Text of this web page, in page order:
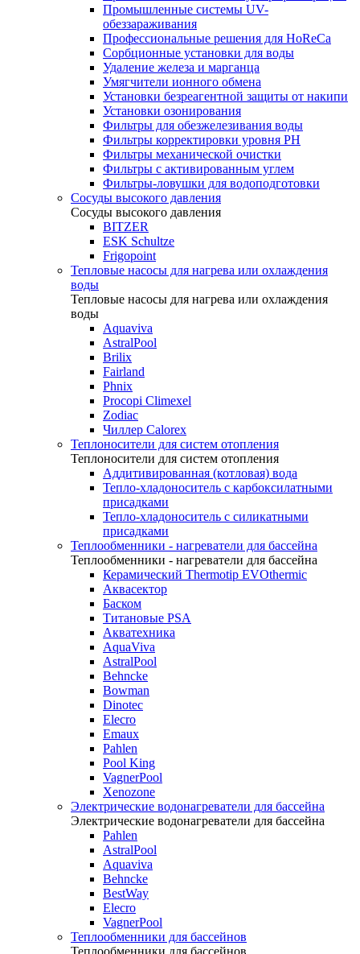
Промышленные системы UV-
обеззараживания
Профессиональные решения для HoReCa
Сорбционные установки для воды
Удаление железа и марганца
Умягчители ионного обмена
Установки безреагентной защиты от накипи
Установки озонирования
Фильтры для обезжелезивания воды
Фильтры корректировки уровня PH
Фильтры механической очистки
Фильтры с активированным углем
Фильтры-ловушки для водоподготовки
Сосуды высокого давления
Сосуды высокого давления
BITZER
ESK Schultze
Frigopoint
Тепловые насосы для нагрева или охлаждения
воды
Тепловые насосы для нагрева или охлаждения
воды
Aquaviva
AstralPool
Brilix
Fairland
Phnix
Procopi Climexel
Zodiac
Чиллер Calorex
Теплоносители для систем отопления
Теплоносители для систем отопления
Аддитивированная (котловая) вода
Тепло-хладоноситель с карбоксилатными
присадками
Тепло-хладоноситель с силикатными
присадками
Теплообменники - нагреватели для бассейна
Теплообменники - нагреватели для бассейна
Керамический Thermotip EVOthermic
Аквасектор
Баском
Титановые PSA
Акватехника
AquaViva
AstralPool
Behncke
Bowman
Dinotec
Elecro
Emaux
Pahlen
Pool King
VagnerPool
Xenozone
Электрические водонагреватели для бассейна
Электрические водонагреватели для бассейна
Pahlen
AstralPool
Aquaviva
Behncke
BestWay
Elecro
VagnerPool
Теплообменники для бассейнов
Теплообменники для бассейнов